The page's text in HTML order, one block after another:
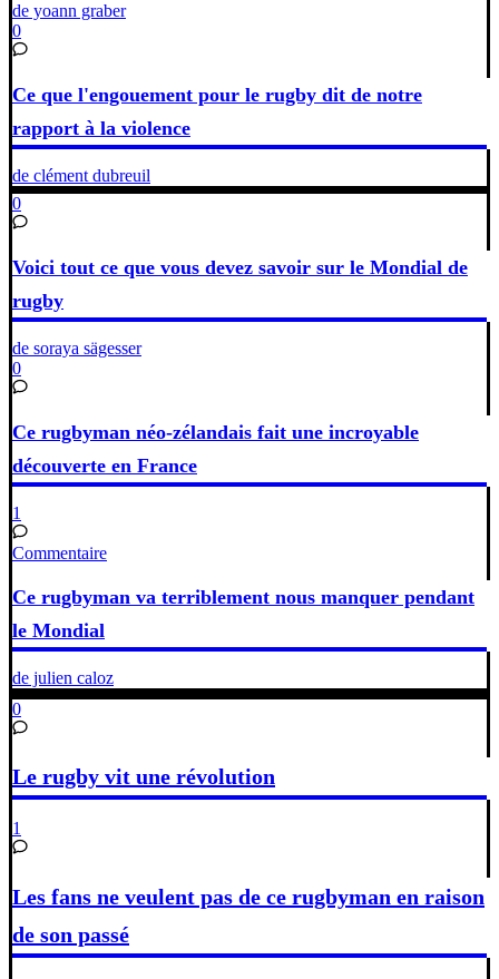
de yoann graber
0
Ce que l'engouement pour le rugby dit de notre
rapport à la violence
de clément dubreuil
0
Voici tout ce que vous devez savoir sur le Mondial de
rugby
de soraya sägesser
0
Ce rugbyman néo-zélandais fait une incroyable
découverte en France
1
Commentaire
Ce rugbyman va terriblement nous manquer pendant
le Mondial
de julien caloz
0
Le rugby vit une révolution
1
Les fans ne veulent pas de ce rugbyman en raison
de son passé